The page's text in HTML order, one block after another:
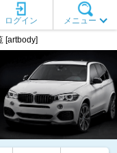
メニュー
ログイン
[artbody]